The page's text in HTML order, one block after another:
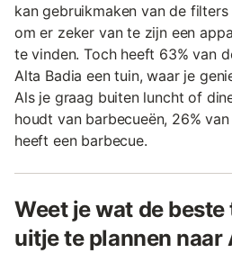
kan gebruikmaken van de
om er zeker van te zijn een
te vinden. Toch heeft 63% van
Alta Badia een tuin, waar je
Als je graag buiten luncht of
houdt van barbecueën, 26%
heeft een barbecue.
Weet je wat de beste
uitje te plannen naar